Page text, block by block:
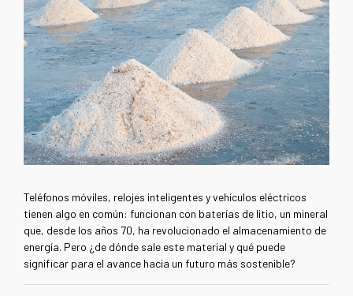
Teléfonos móviles, relojes inteligentes y vehículos eléctricos
tienen algo en común: funcionan con baterías de litio, un mineral
que, desde los años 70, ha revolucionado el almacenamiento de
energía. Pero ¿de dónde sale este material y qué puede
significar para el avance hacia un futuro más sostenible?